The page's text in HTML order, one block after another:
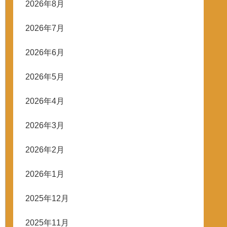
2026年8月
2026年7月
2026年6月
2026年5月
2026年4月
2026年3月
2026年2月
2026年1月
2025年12月
2025年11月